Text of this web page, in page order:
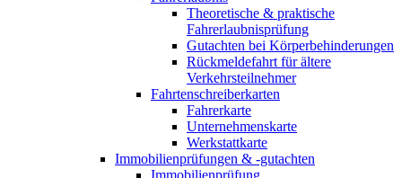
Theoretische & praktische
Fahrerlaubnisprüfung
Gutachten bei Körperbehinderungen
Rückmeldefahrt für ältere
Verkehrsteilnehmer
Fahrtenschreiberkarten
Fahrerkarte
Unternehmenskarte
Werkstattkarte
Immobilienprüfungen & -gutachten
Immobilienprüfung